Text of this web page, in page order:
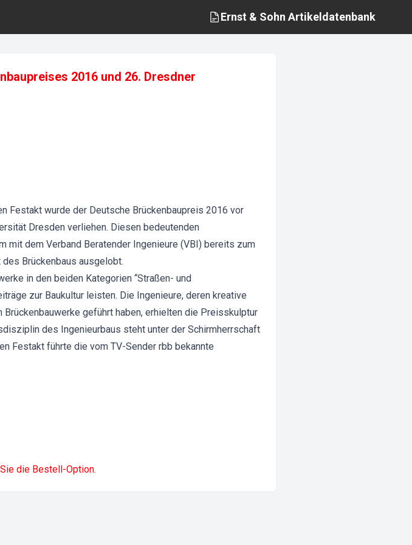
Ernst & Sohn Artikeldatenbank
2016 und 26. Dresdner
Festakt wurde der Deutsche Brückenbaupreis 2016 vor
Dresden verliehen. Diesen bedeutenden
mit dem Verband Beratender Ingenieure (VBI) bereits zum
Brückenbaus ausgelobt.
in den beiden Kategorien “Straßen- und
zur Baukultur leisten. Die Ingenieure, deren kreative
geführt haben, erhielten die Preisskulptur
des Ingenieurbaus steht unter der Schirmherrschaft
Festakt führte die vom TV-Sender rbb bekannte
die Bestell-Option.